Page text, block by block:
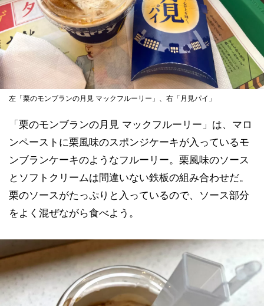
左「栗のモンブランの月見 マックフルーリー」、右「月見パイ」
「栗のモンブランの月見 マックフルーリー」は、マロ
ンペーストに栗風味のスポンジケーキが入っているモ
ンブランケーキのようなフルーリー。栗風味のソース
とソフトクリームは間違いない鉄板の組み合わせだ。
栗のソースがたっぷりと入っているので、ソース部分
をよく混ぜながら食べよう。